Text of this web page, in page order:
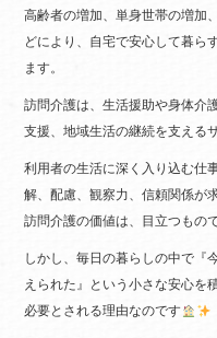
高齢者の増加、単身世帯の増加
どにより、自宅で安心して暮ら
ます。
訪問介護は、生活援助や身体介
支援、地域生活の継続を支える
利用者の生活に深く入り込む仕
解、配慮、観察力、信頼関係が
訪問介護の価値は、目立つもの
しかし、毎日の暮らしの中で『
えられた』という小さな安心を
必要とされる理由なのです